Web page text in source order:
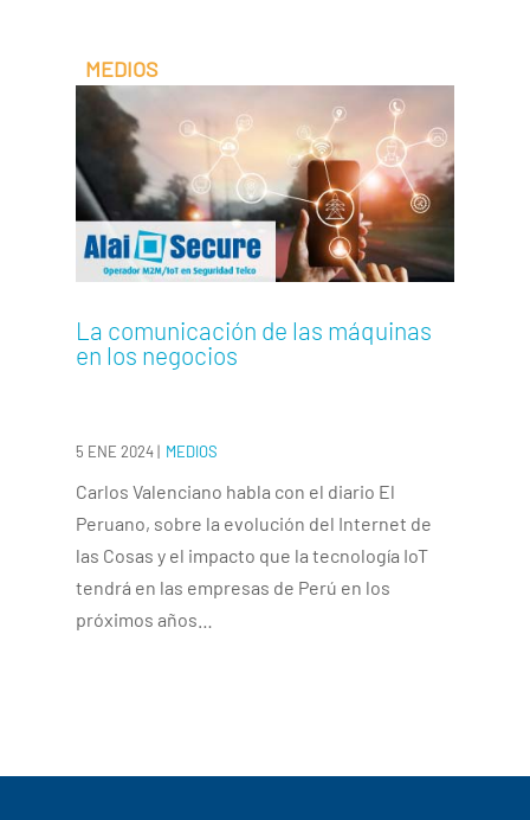
La comunicación de las máquinas
en los negocios
5 ENE 2024| MEDIOS
Carlos Valenciano habla con el diario El
Peruano, sobre la evolución del Internet de
las Cosas y el impacto que la tecnología IoT
tendrá en las empresas de Perú en los
próximos años…